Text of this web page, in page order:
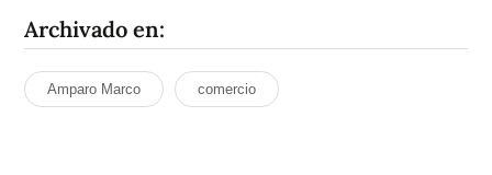
Archivado en:
Amparo Marco comercio